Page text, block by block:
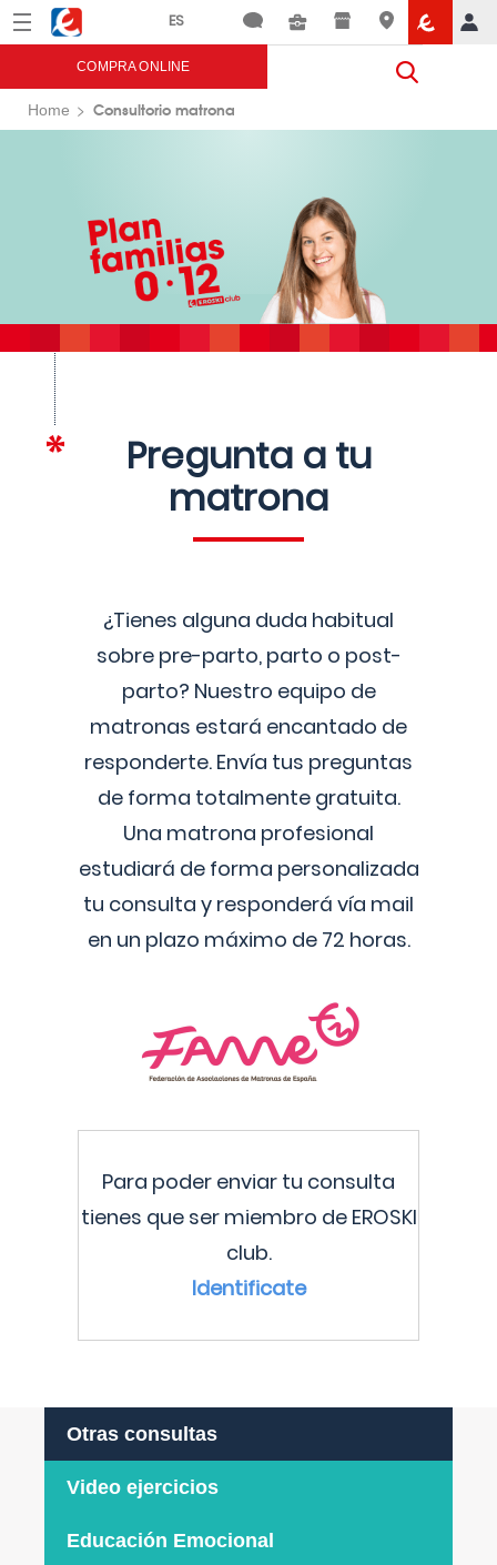
Menú Eroski
COMPRA ONLINE
Home Consultorio matrona
Pregunta a tu
matrona
¿Tienes alguna duda habitual
sobre pre-parto, parto o post-
parto? Nuestro equipo de
matronas estará encantado de
responderte. Envía tus preguntas
de forma totalmente gratuita.
Una matrona profesional
estudiará de forma personalizada
tu consulta y responderá vía mail
en un plazo máximo de 72 horas.
Para poder enviar tu consulta
tienes que ser miembro de EROSKI
club.
Identificate
Otras consultas
Video ejercicios
Educación Emocional